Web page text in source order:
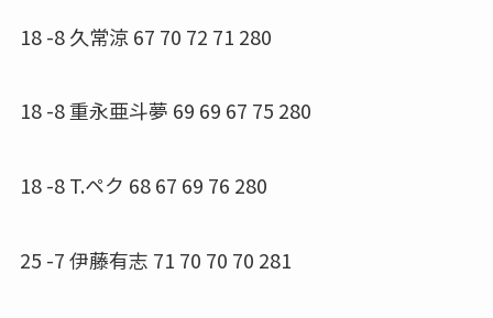
18 -8 久常涼 67 70 72 71 280
18 -8 重永亜斗夢 69 69 67 75 280
18 -8 T.ペク 68 67 69 76 280
25 -7 伊藤有志 71 70 70 70 281